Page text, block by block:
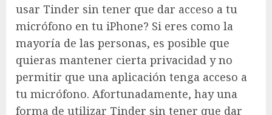
usar Tinder sin tener que dar acceso a tu
micrófono en tu iPhone? Si eres como la
mayoría de las personas, es posible que
quieras mantener cierta privacidad y no
permitir que una aplicación tenga acceso a
tu micrófono. Afortunadamente, hay una
forma de utilizar Tinder sin tener que dar